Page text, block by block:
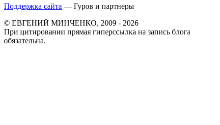
Поддержка сайта — Гуров и партнеры
© ЕВГЕНИЙ МИНЧЕНКО, 2009 - 2026
При цитировании прямая гиперссылка на запись блога
обязательна.